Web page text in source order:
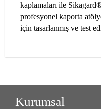
kaplamaları ile
profesyonel kaporta
için tasarlanmış ve test
Kurumsal